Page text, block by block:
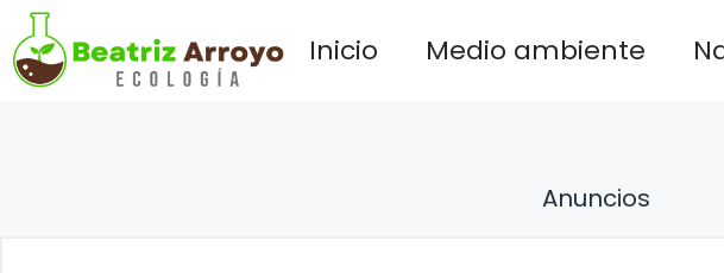
Saltar
al
contenido
Inicio Medio ambiente
Anuncios